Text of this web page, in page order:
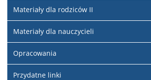
Materiały dla rodziców II
Materiały dla nauczycieli
Opracowania
Przydatne linki